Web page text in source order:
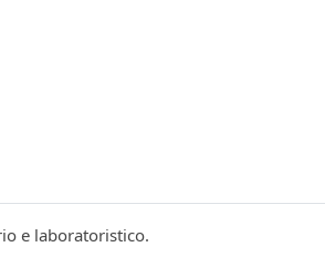
e laboratoristico.